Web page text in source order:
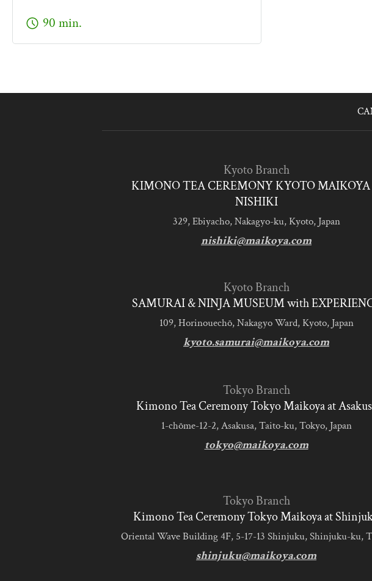
schedule 90 min.
Kyoto Branch
KIMONO TEA CEREMONY KYOTO MAIKOYA
NISHIKI
329, Ebiyacho, Nakagyo-ku, Kyoto, Japan
nishiki@maikoya.com
Kyoto Branch
SAMURAI & NINJA MUSEUM with
109, Horinouechō, Nakagyo Ward, Kyoto, Japan
kyoto.samurai@maikoya.com
Tokyo Branch
Kimono Tea Ceremony Tokyo Maikoya at
1-chōme-12-2, Asakusa, Taito-ku, Tokyo, Japan
tokyo@maikoya.com
Tokyo Branch
Kimono Tea Ceremony Tokyo Maikoya at
Oriental Wave Building 4F, 5-17-13 Shinjuku, Shinjuku-ku,
shinjuku@maikoya.com